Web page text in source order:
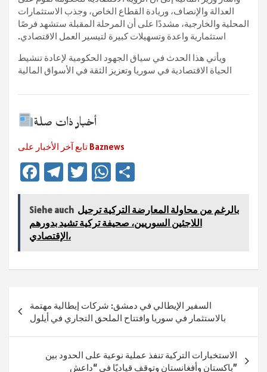
العدالة والإنصاف، وريادة القطاع الخاص، وجذب الاستثمارات
المحلية والخارجية، مشددًا على أن المرحلة المقبلة ستشهد فرصًا
استثمارية واعدة وتسهيلات كبيرة لتيسير العمل الاقتصادي.
ويأتي هذا الحدث في سياق الجهود الحكومية لإعادة تنشيط
الحياة الاقتصادية في سوريا وتعزيز الثقة في الأسواق المالية
أخبار ذات صلة
تابع آخر الأخبار على Baznews
Fa
b
o
ok
Te
gr
a
m
T
tt
er
W
at
sA
p
n
Siehe auch بالرغم من محاولة المعارضة التركية ترحيل
اللاجئين السوريين، صحيفة تركية تشيد بدورهم
الإقتصادي،
السفير الإيطالي في دمشق: شركات إيطالية مهتمة
بالاستثمار في سوريا وافتتاح الملحق التجاري في أيلول
الاستخبارات التركية تنفذ عملية نوعية على الحدود بين
باكستان وأفغانستان وتوقف قياديًا في “داعش”